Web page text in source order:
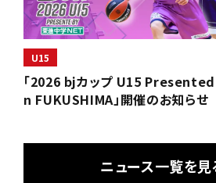
U15
「2026 bjカップ U15
n FUKUSHIMA」開催のお知らせ
ニュース一覧を見